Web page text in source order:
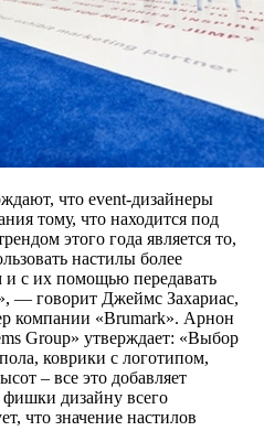
что event-дизайнеры
тому, что находится под
этого года является то,
настилы более
с их помощью передавать
— говорит Джеймс Захариас,
компании «Brumark». Арнон
Group» утверждает: «Выбор
коврики с логотипом,
– все это добавляет
дизайну всего
что значение настилов